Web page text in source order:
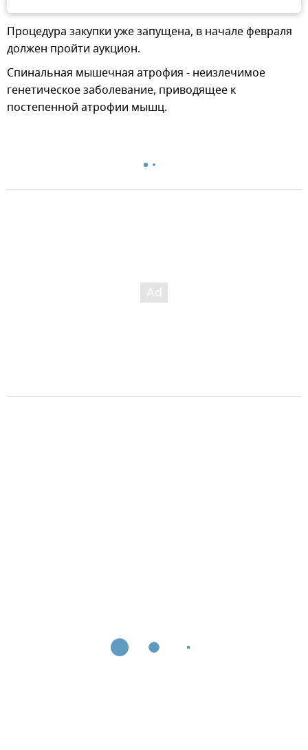
Процедура закупки уже запущена, в начале февраля
должен пройти аукцион.
Спинальная мышечная атрофия - неизлечимое
генетическое заболевание, приводящее к
постепенной атрофии мышц.